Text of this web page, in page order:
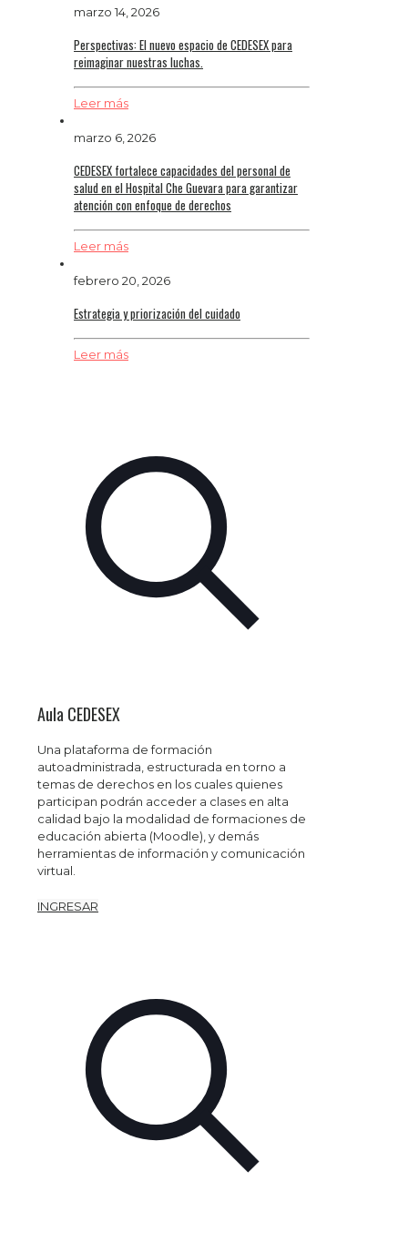
marzo 14, 2026
Perspectivas: El nuevo espacio de CEDESEX para
reimaginar nuestras luchas.
Leer más
marzo 6, 2026
CEDESEX fortalece capacidades del personal de
salud en el Hospital Che Guevara para garantizar
atención con enfoque de derechos
Leer más
febrero 20, 2026
Estrategia y priorización del cuidado
Leer más
Aula CEDESEX
Una plataforma de formación
autoadministrada, estructurada en torno a
temas de derechos en los cuales quienes
participan podrán acceder a clases en alta
calidad bajo la modalidad de formaciones de
educación abierta (Moodle), y demás
herramientas de información y comunicación
virtual.
INGRESAR